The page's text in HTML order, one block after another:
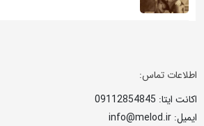
اطلاعات تماس:
اکانت ایتا: 09112854845
ایمیل: info@melod.ir